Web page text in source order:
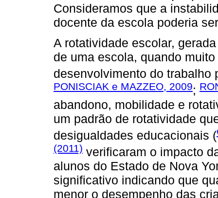
Consideramos que a
docente da escola poderia
A rotatividade escolar,
de uma escola, quando
desenvolvimento do trabalho
PONISCIAK e MAZZEO, 2009;
abandono, mobilidade e
um padrão de rotatividade
desigualdades educacionais (
(2011) verificaram o impacto
alunos do Estado de Nova
significativo indicando que
menor o desempenho das